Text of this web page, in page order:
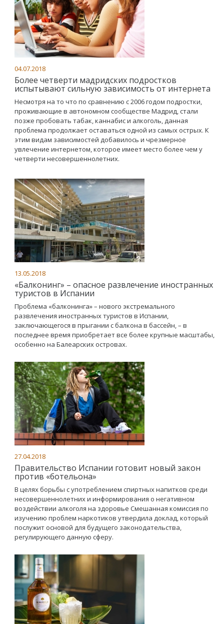
04.07.2018
Более четверти мадридских подростков
испытывают сильную зависимость от интернета
Несмотря на то что по сравнению с 2006 годом подростки,
проживающие в автономном сообществе Мадрид, стали
позже пробовать табак, каннабис и алкоголь, данная
проблема продолжает оставаться одной из самых острых. К
этим видам зависимостей добавилось и чрезмерное
увлечение интернетом, которое имеет место более чем у
четверти несовершеннолетних.
13.05.2018
«Балконинг» – опасное развлечение иностранных
туристов в Испании
Проблема «балконинга» – нового экстремального
развлечения иностранных туристов в Испании,
заключающегося в прыгании с балкона в бассейн, – в
последнее время приобретает все более крупные масштабы,
особенно на Балеарских островах.
27.04.2018
Правительство Испании готовит новый закон
против «ботельона»
В целях борьбы с употреблением спиртных напитков среди
несовершеннолетних и информирования о негативном
воздействии алкоголя на здоровье Смешанная комиссия по
изучению проблем наркотиков утвердила доклад, который
послужит основой для будущего законодательства,
регулирующего данную сферу.